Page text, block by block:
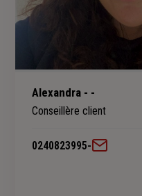
Alexandra - -
Conseillère client
0240823995-